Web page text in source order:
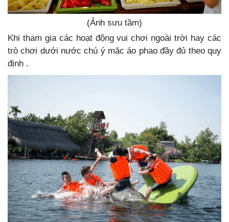
(Ảnh sưu tầm)
Khi tham gia các hoạt động vui chơi ngoài trời hay các
trò chơi dưới nước chú ý mặc áo phao đầy đủ theo quy
định .